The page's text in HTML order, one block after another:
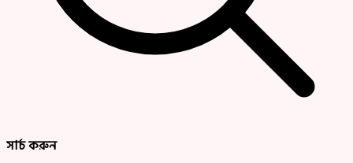
সার্চ করুন